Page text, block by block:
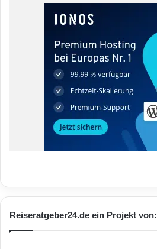
Reiseratgeber24.de ein Projekt von: